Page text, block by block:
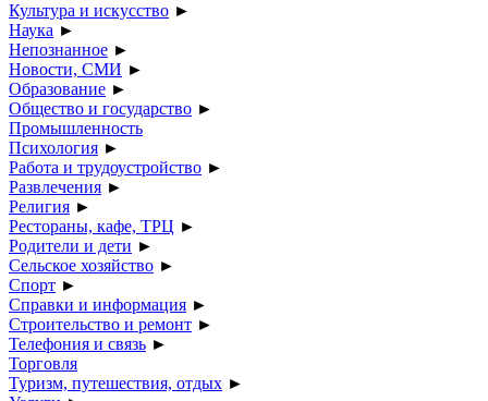
Культура и искусство ►
Наука ►
Непознанное ►
Новости, СМИ ►
Образование ►
Общество и государство ►
Промышленность
Психология ►
Работа и трудоустройство ►
Развлечения ►
Религия ►
Рестораны, кафе, ТРЦ ►
Родители и дети ►
Сельское хозяйство ►
Спорт ►
Справки и информация ►
Строительство и ремонт ►
Телефония и связь ►
Торговля
Туризм, путешествия, отдых ►